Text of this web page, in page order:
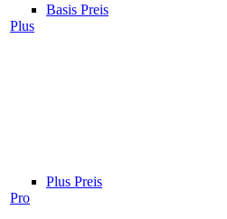
Basis Preis
Plus
Plus Preis
Pro